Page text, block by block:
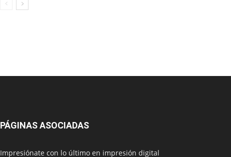
PÁGINAS ASOCIADAS
Impresiónate con lo último en impresión digital